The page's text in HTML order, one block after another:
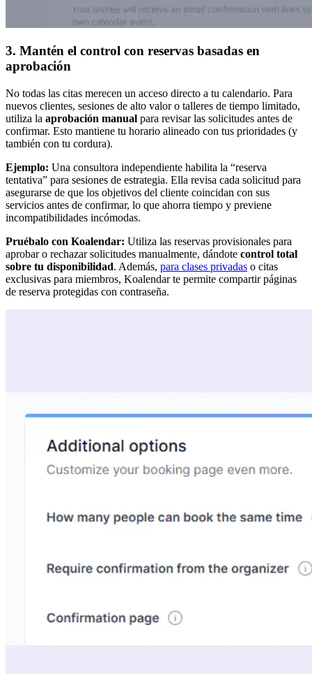
3. Mantén el control con reservas basadas en
aprobación
No todas las citas merecen un acceso directo a tu calendario. Para
nuevos clientes, sesiones de alto valor o talleres de tiempo limitado,
utiliza la aprobación manual para revisar las solicitudes antes de
confirmar. Esto mantiene tu horario alineado con tus prioridades (y
también con tu cordura).
Ejemplo: Una consultora independiente habilita la “reserva
tentativa” para sesiones de estrategia. Ella revisa cada solicitud para
asegurarse de que los objetivos del cliente coincidan con sus
servicios antes de confirmar, lo que ahorra tiempo y previene
incompatibilidades incómodas.
Pruébalo con Koalendar: Utiliza las reservas provisionales para
aprobar o rechazar solicitudes manualmente, dándote control total
sobre tu disponibilidad. Además, para clases privadas o citas
exclusivas para miembros, Koalendar te permite compartir páginas
de reserva protegidas con contraseña.